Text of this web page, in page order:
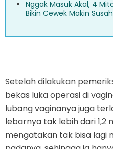
Nggak Masuk Akal, 4
Bikin Cewek Makin
Setelah dilakukan
bekas luka operasi di
lubang vaginanya juga
lebarnya tak lebih dari 1,2
mengatakan tak bisa lagi